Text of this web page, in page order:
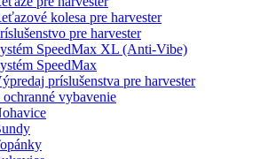
kolesa pre harvester
pre harvester
SpeedMax XL (Anti-Vibe)
SpeedMax
príslušenstva pre harvester
ochranné vybavenie